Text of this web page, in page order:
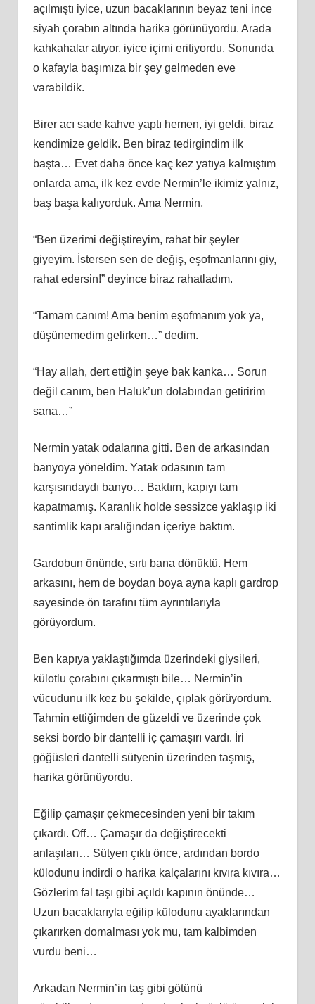
açılmıştı iyice, uzun bacaklarının beyaz teni ince
siyah çorabın altında harika görünüyordu. Arada
kahkahalar atıyor, iyice içimi eritiyordu. Sonunda
o kafayla başımıza bir şey gelmeden eve
varabildik.
Birer acı sade kahve yaptı hemen, iyi geldi, biraz
kendimize geldik. Ben biraz tedirgindim ilk
başta… Evet daha önce kaç kez yatıya kalmıştım
onlarda ama, ilk kez evde Nermin’le ikimiz yalnız,
baş başa kalıyorduk. Ama Nermin,
“Ben üzerimi değiştireyim, rahat bir şeyler
giyeyim. İstersen sen de değiş, eşofmanlarını giy,
rahat edersin!” deyince biraz rahatladım.
“Tamam canım! Ama benim eşofmanım yok ya,
düşünemedim gelirken…” dedim.
“Hay allah, dert ettiğin şeye bak kanka… Sorun
değil canım, ben Haluk’un dolabından getiririm
sana…”
Nermin yatak odalarına gitti. Ben de arkasından
banyoya yöneldim. Yatak odasının tam
karşısındaydı banyo… Baktım, kapıyı tam
kapatmamış. Karanlık holde sessizce yaklaşıp iki
santimlik kapı aralığından içeriye baktım.
Gardobun önünde, sırtı bana dönüktü. Hem
arkasını, hem de boydan boya ayna kaplı gardrop
sayesinde ön tarafını tüm ayrıntılarıyla
görüyordum.
Ben kapıya yaklaştığımda üzerindeki giysileri,
külotlu çorabını çıkarmıştı bile… Nermin’in
vücudunu ilk kez bu şekilde, çıplak görüyordum.
Tahmin ettiğimden de güzeldi ve üzerinde çok
seksi bordo bir dantelli iç çamaşırı vardı. İri
göğüsleri dantelli sütyenin üzerinden taşmış,
harika görünüyordu.
Eğilip çamaşır çekmecesinden yeni bir takım
çıkardı. Off… Çamaşır da değiştirecekti
anlaşılan… Sütyen çıktı önce, ardından bordo
külodunu indirdi o harika kalçalarını kıvıra kıvıra…
Gözlerim fal taşı gibi açıldı kapının önünde…
Uzun bacaklarıyla eğilip külodunu ayaklarından
çıkarırken domalması yok mu, tam kalbimden
vurdu beni…
Arkadan Nermin’in taş gibi götünü